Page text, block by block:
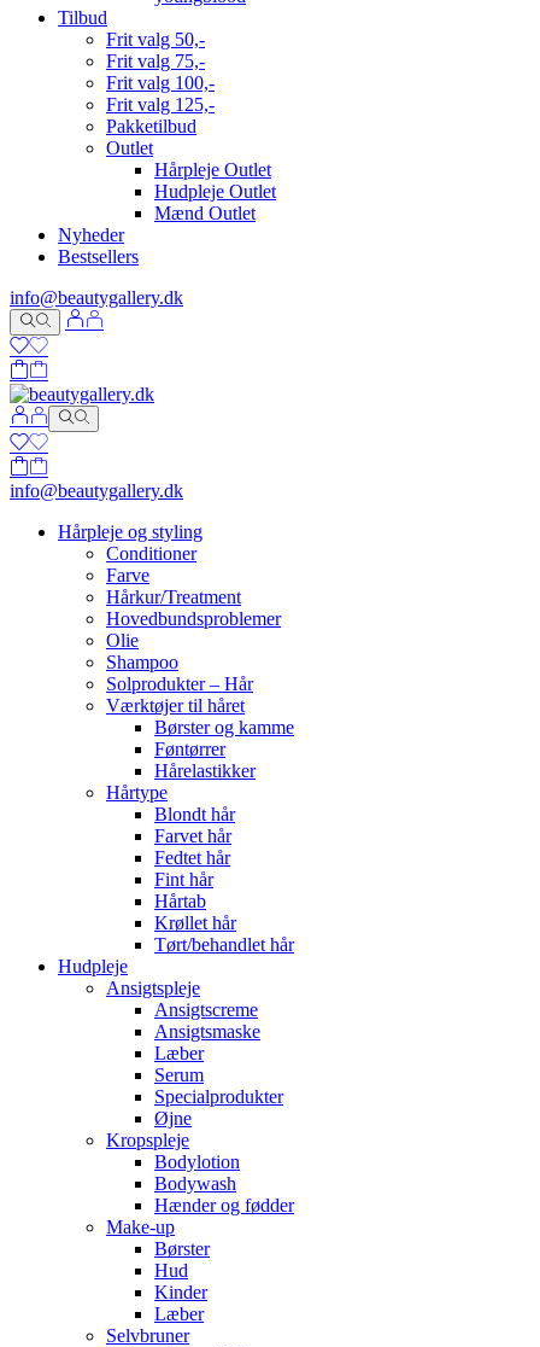
Tilbud
Frit valg 50,-
Frit valg 75,-
Frit valg 100,-
Frit valg 125,-
Pakketilbud
Outlet
Hårpleje Outlet
Hudpleje Outlet
Mænd Outlet
Nyheder
Bestsellers
info@beautygallery.dk
info@beautygallery.dk
Hårpleje og styling
Conditioner
Farve
Hårkur/Treatment
Hovedbundsproblemer
Olie
Shampoo
Solprodukter – Hår
Værktøjer til håret
Børster og kamme
Føntørrer
Hårelastikker
Hårtype
Blondt hår
Farvet hår
Fedtet hår
Fint hår
Hårtab
Krøllet hår
Tørt/behandlet hår
Hudpleje
Ansigtspleje
Ansigtscreme
Ansigtsmaske
Læber
Serum
Specialprodukter
Øjne
Kropspleje
Bodylotion
Bodywash
Hænder og fødder
Make-up
Børster
Hud
Kinder
Læber
Selvbruner